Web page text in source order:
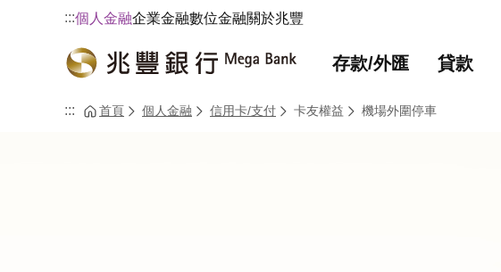
:::個人金融企業金融數位金融關於兆豐
存款/外匯 貸款
::: 首頁 個人金融 信用卡/支付 卡友權益 機場外圍停車